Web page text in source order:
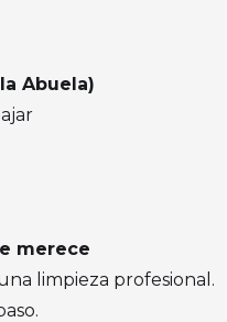
Abuela)
merece
limpieza profesional.